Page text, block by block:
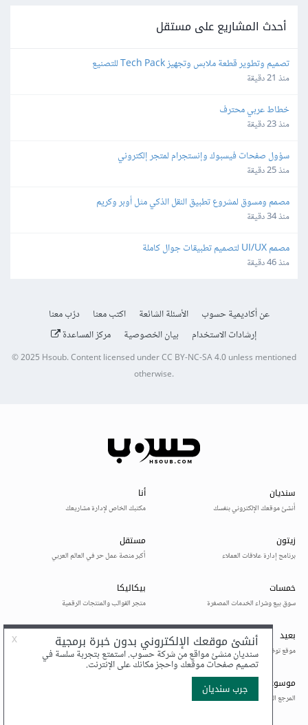
أحدث المشاريع على مستقل
تصميم وتطوير قطعة ملابس وتجهيز Tech Pack للتصنيع
منذ 21 دقيقة
خطاط عربي محترف
منذ 23 دقيقة
سؤول صفحات فيسبوك وإنستجرام لمتجر إلكتروني
منذ 25 دقيقة
مصمم ومسوق لمشروع تطبيق النقل الذكي مثل أوبر وكريم
منذ 34 دقيقة
مصمم UI/UX لتصميم تطبيقات جوال كاملة
منذ 46 دقيقة
عن أكاديمية حسوب الأسئلة الشائعة اكتب معنا
درّب معنا
إرشادات الاستخدام
بيان الخصوصية مركز المساعدة
© 2025 Hsoub.Content licensed underCC BY-NC-SA 4.0unless mentioned
otherwise.